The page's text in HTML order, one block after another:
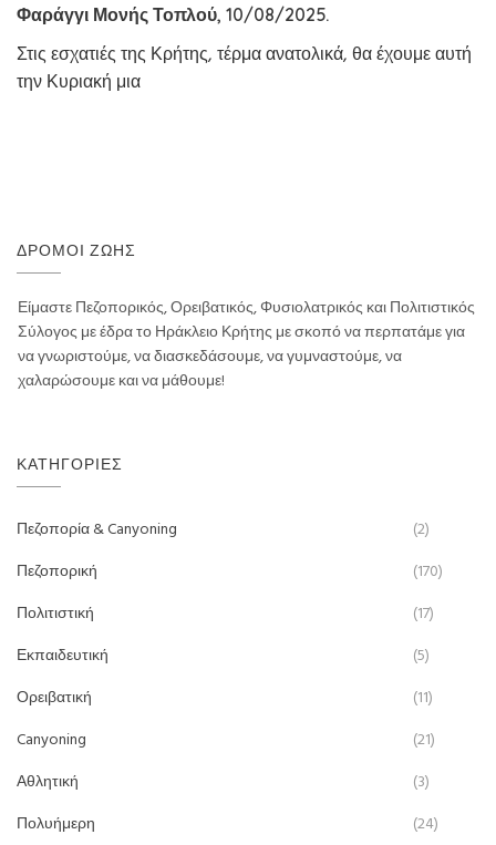
Φαράγγι Μονής Τοπλού, 10/08/2025.
Στις εσχατιές της Κρήτης, τέρμα ανατολικά, θα έχουμε αυτή
την Κυριακή μια
ΔΡΌΜΟΙ ΖΩΉΣ
Είμαστε Πεζοπορικός, Ορειβατικός, Φυσιολατρικός και Πολιτιστικός
Σύλογος με έδρα το Ηράκλειο Κρήτης με σκοπό να περπατάμε για
να γνωριστούμε, να διασκεδάσουμε, να γυμναστούμε, να
χαλαρώσουμε και να μάθουμε!
ΚΑΤΗΓΟΡΊΕΣ
Πεζοπορία & Canyoning
(2)
Πεζοπορική
(170)
Πολιτιστική
(17)
Εκπαιδευτική
(5)
Ορειβατική
(11)
Canyoning
(21)
Αθλητική
(3)
Πολυήμερη
(24)